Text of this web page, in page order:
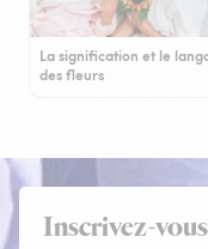
La signification et le
des fleurs
Inscrivez-